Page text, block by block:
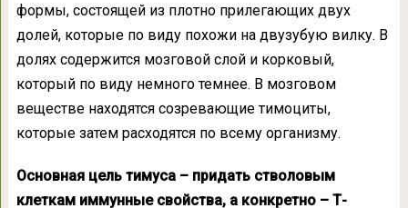
формы, состоящей из плотно прилегающих двух
долей, которые по виду похожи на двузубую вилку. В
долях содержится мозговой слой и корковый,
который по виду немного темнее. В мозговом
веществе находятся созревающие тимоциты,
которые затем расходятся по всему организму.
Основная цель тимуса – придать стволовым
клеткам иммунные свойства, а конкретно – Т-